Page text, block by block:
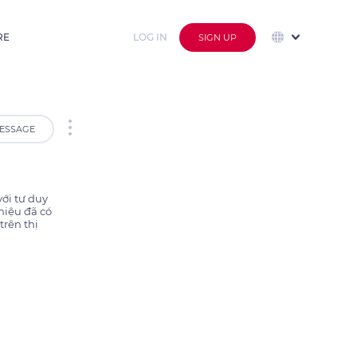
LOG IN SIGN UP
tư duy
đã có
thị